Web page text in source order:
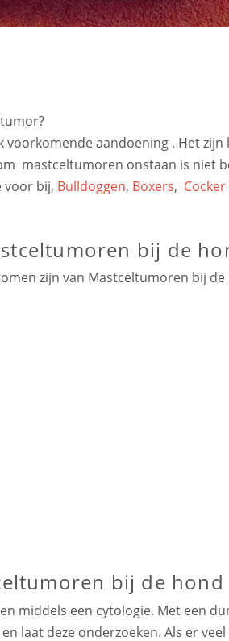
aandoening . Het zijn
mastceltumoren onstaan is niet
voor bij, Bulldoggen, Boxers,
bij de
zijn van Mastceltumoren bij
bij de hond
middels een cytologie. Met een
laat deze onderzoeken. Als er